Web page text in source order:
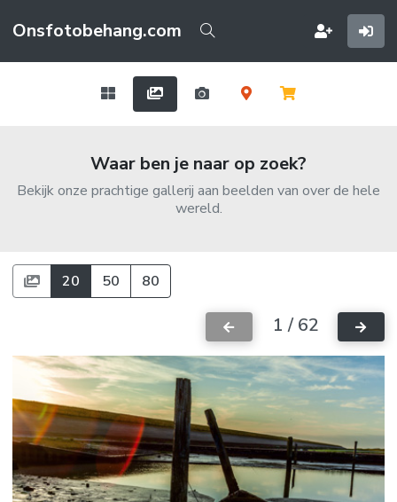
Onsfotobehang.com
Waar ben je naar op zoek?
Bekijk onze prachtige gallerij aan beelden van over de hele
wereld.
20 50 80
1 / 62